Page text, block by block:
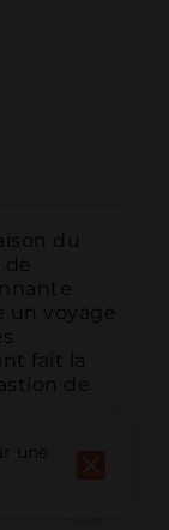
du
de
un voyage
fait la
de
une